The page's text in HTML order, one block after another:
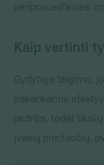
periprocedūrines
Kaip vertinti
Gydytojo teigimu,
pakankamai
jautrūs, todėl
įvairių priežasčių,